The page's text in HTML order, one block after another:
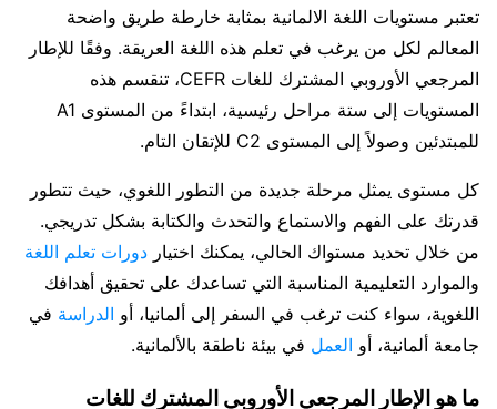
تعتبر مستويات اللغة الالمانية بمثابة خارطة طريق واضحة
المعالم لكل من يرغب في تعلم هذه اللغة العريقة. وفقًا للإطار
المرجعي الأوروبي المشترك للغات CEFR، تنقسم هذه
المستويات إلى ستة مراحل رئيسية، ابتداءً من المستوى A1
للمبتدئين وصولاً إلى المستوى C2 للإتقان التام.
كل مستوى يمثل مرحلة جديدة من التطور اللغوي، حيث تتطور
قدرتك على الفهم والاستماع والتحدث والكتابة بشكل تدريجي.
من خلال تحديد مستواك الحالي، يمكنك اختيار دورات تعلم اللغة
والموارد التعليمية المناسبة التي تساعدك على تحقيق أهدافك
اللغوية، سواء كنت ترغب في السفر إلى ألمانيا، أو الدراسة في
جامعة ألمانية، أو العمل في بيئة ناطقة بالألمانية.
ما هو الإطار المرجعي الأوروبي المشترك للغات